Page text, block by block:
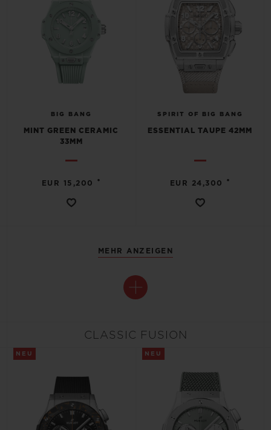
BIG BANG
MINT GREEN CERAMIC
33MM
EUR 15,200 •
SPIRIT OF BIG BANG
ESSENTIAL TAUPE 42MM
EUR 24,300 •
MEHR ANZEIGEN
CLASSIC FUSION
NEU NEU